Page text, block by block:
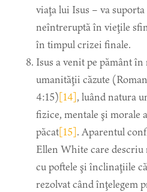
viaţa lui Isus – va
neîntreruptă în vieţile
în timpul crizei finale.
Isus a venit pe pământ în
umanităţii căzute
4:15)[14], luând natura
fizice, mentale şi morale
păcat[15]. Aparentul
Ellen White care
cu poftele şi înclinaţiile
rezolvat când înţelegem